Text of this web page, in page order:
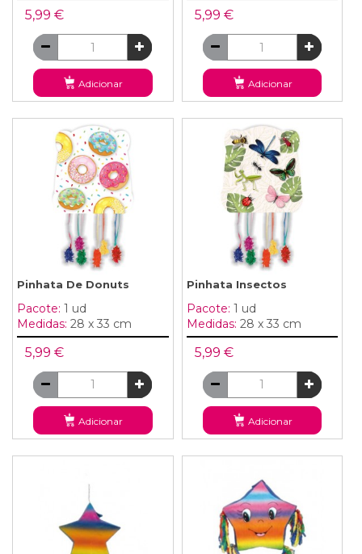
5,99 €
Adicionar
5,99 €
Adicionar
Pinhata De Donuts
Pacote: 1 ud
Medidas: 28 x 33 cm
5,99 €
Adicionar
Pinhata Insectos
Pacote: 1 ud
Medidas: 28 x 33 cm
5,99 €
Adicionar